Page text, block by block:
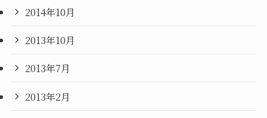
2014年10月
2013年10月
2013年7月
2013年2月